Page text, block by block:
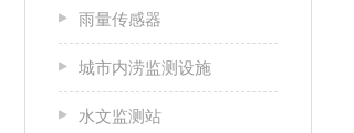
雨量传感器
城市内涝监测设施
水文监测站